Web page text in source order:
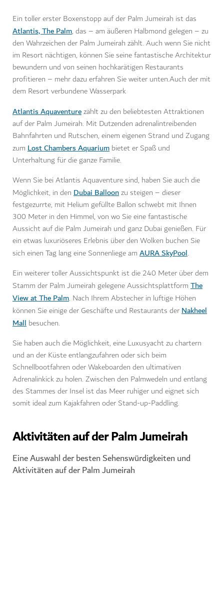
Ein toller erster Boxenstopp auf der Palm Jumeirah ist das
Atlantis, The Palm, das – am äußeren Halbmond gelegen – zu
den Wahrzeichen der Palm Jumeirah zählt. Auch wenn Sie nicht
im Resort nächtigen, können Sie seine fantastische Architektur
bewundern und von seinen hochkarätigen Restaurants
profitieren – mehr dazu erfahren Sie weiter unten.Auch der mit
dem Resort verbundene Wasserpark
Atlantis Aquaventurezählt zu den beliebtesten Attraktionen
auf der Palm Jumeirah. Mit Dutzenden adrenalintreibenden
Bahnfahrten und Rutschen, einem eigenen Strand und Zugang
zum Lost Chambers Aquarium bietet er Spaß und
Unterhaltung für die ganze Familie.
Wenn Sie bei Atlantis Aquaventure sind, haben Sie auch die
Möglichkeit, in den Dubai Balloonzu steigen – dieser
festgezurrte, mit Helium gefüllte Ballon schwebt mit Ihnen
300 Meter in den Himmel, von wo Sie eine fantastische
Aussicht auf die Palm Jumeirah und ganz Dubai genießen. Für
ein etwas luxuriöseres Erlebnis über den Wolken buchen Sie
sich einen Tag lang eine Sonnenliege am AURA SkyPool.
Ein weiterer toller Aussichtspunkt ist die 240 Meter über dem
Stamm der Palm Jumeirah gelegene Aussichtsplattform The
View at The Palm. Nach Ihrem Abstecher in luftige Höhen
können Sie einige der Geschäfte und Restaurants derNakheel
Mall besuchen.
Sie haben auch die Möglichkeit, eine Luxusyacht zu chartern
und an der Küste entlangzufahren oder sich beim
Schnellbootfahren oder Wakeboarden den ultimativen
Adrenalinkick zu holen. Zwischen den Palmwedeln und entlang
des Stammes der Insel ist das Meer ruhiger und eignet sich
somit ideal zum Kajakfahren oder Stand-up-Paddling.
Aktivitäten auf der Palm Jumeirah
Eine Auswahl der besten Sehenswürdigkeiten und
Aktivitäten auf der Palm Jumeirah